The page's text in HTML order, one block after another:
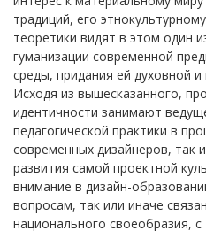
традиций, его
теоретики видят в этом один
гуманизации современной
среды, придания ей духовной
Исходя из вышесказанного,
идентичности занимают
педагогической практики в
современных дизайнеров, так
развития самой проектной
внимание в дизайн-
вопросам, так или иначе
национального своеобразия,